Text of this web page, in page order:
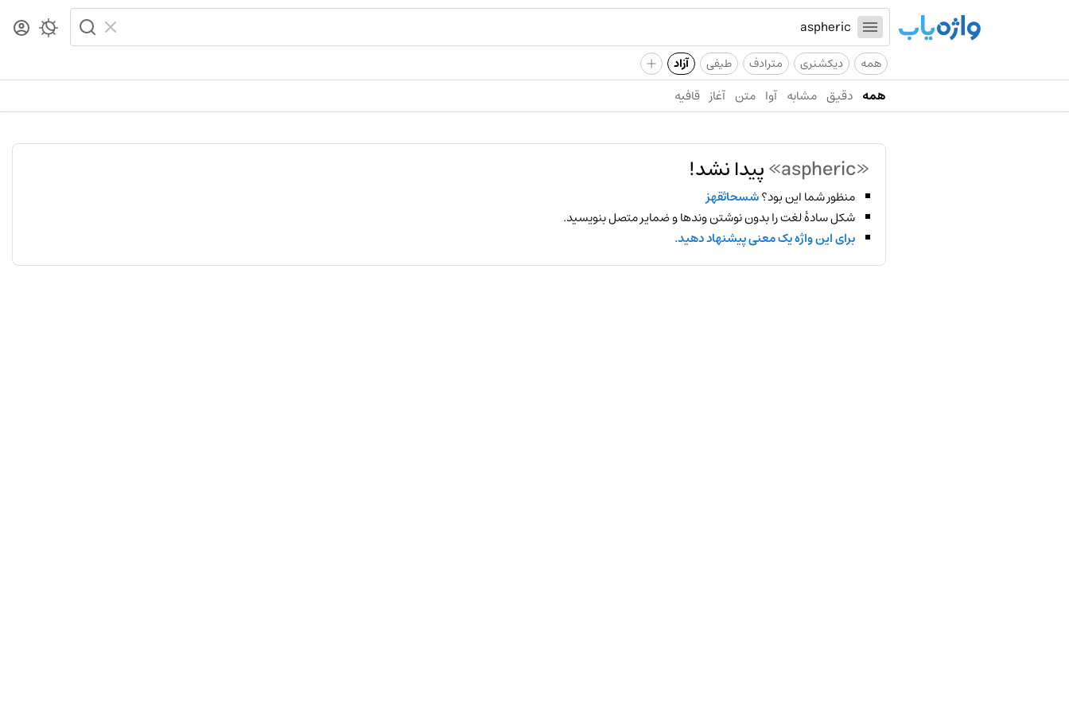
همه دیکشنری مترادف طیفی آزاد +
همه دقیق مشابه آوا متن آغاز قافیه
«aspheric» پیدا نشد!
منظور شما این بود؟شسحاثقهز
شکل سادهٔ لغت را بدون نوشتن وندها و ضمایر متصل بنویسید.
برای این واژه یک معنی پیشنهاد دهید.